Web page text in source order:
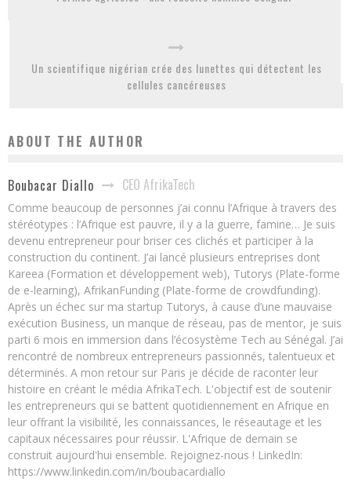
Un scientifique nigérian crée des lunettes qui détectent les
cellules cancéreuses
ABOUT THE AUTHOR
Boubacar Diallo CEO AfrikaTech
Comme beaucoup de personnes j’ai connu l’Afrique à travers des
stéréotypes : l’Afrique est pauvre, il y a la guerre, famine… Je suis
devenu entrepreneur pour briser ces clichés et participer à la
construction du continent. J’ai lancé plusieurs entreprises dont
Kareea (Formation et développement web), Tutorys (Plate-forme
de e-learning), AfrikanFunding (Plate-forme de crowdfunding).
Après un échec sur ma startup Tutorys, à cause d’une mauvaise
exécution Business, un manque de réseau, pas de mentor, je suis
parti 6 mois en immersion dans l’écosystème Tech au Sénégal. J’ai
rencontré de nombreux entrepreneurs passionnés, talentueux et
déterminés. A mon retour sur Paris je décide de raconter leur
histoire en créant le média AfrikaTech. L'objectif est de soutenir
les entrepreneurs qui se battent quotidiennement en Afrique en
leur offrant la visibilité, les connaissances, le réseautage et les
capitaux nécessaires pour réussir. L'Afrique de demain se
construit aujourd'hui ensemble. Rejoignez-nous ! LinkedIn:
https://www.linkedin.com/in/boubacardiallo